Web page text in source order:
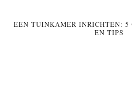
EEN TUINKAMER INRICHTEN: 5
EN TIPS